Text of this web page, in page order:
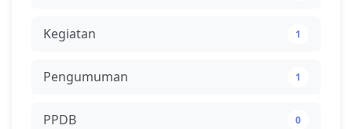
Kegiatan 1
Pengumuman 1
PPDB 0